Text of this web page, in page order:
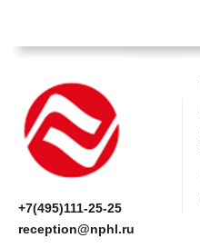
+7(495)111-25-25
reception@nphl.ru